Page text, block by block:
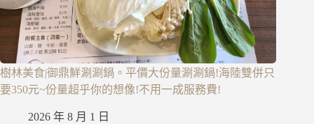
樹林美食|御鼎鮮涮涮鍋。平價大份量涮涮鍋!海陸雙併只
要350元~份量超乎你的想像!不用一成服務費!
2026 年 8 月 1 日